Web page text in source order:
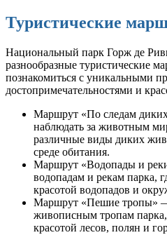
Туристические
Национальный парк Горж де
разнообразные туристические
познакомиться с уникальными
достопримечательностями и
Маршрут «По следам
наблюдать за животным
различные виды диких
среде обитания.
Маршрут «Водопады и
водопадам и рекам парка,
красотой водопадов и
Маршрут «Пешие тропы» —
живописным тропам
красотой лесов, полян и